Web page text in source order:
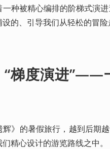
种被精心编排的阶梯式演
的、引导我们从轻松的冒险
“梯度演进”——
》的暑假旅行，越到后期
精心设计的游览路线之中。